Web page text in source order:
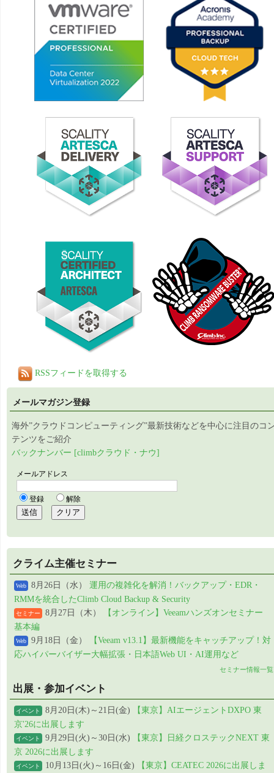
RSSフィードを取得する
メールマガジン登録
海外”クラウドコンピューティング”最新技術などを中心に注目のコ
テンツをご紹介
バックナンバー [climbクラウド・ナウ]
クライム主催セミナー
Web 8月26日（水） 運用の複雑化を解消！バックアップ・EDR・
RMMを統合したClimb Cloud Backup & Security
セミナー 8月27日（木）
【オンライン】Veeamハンズオンセミナー
基本編
Web 9月18日（金）
【Veeam v13.1】最新機能をキャッチアップ！対
応ハイパーバイザー大幅拡張・日本語Web UI・AI運用など
セミナー情報一覧
出展・参加イベント
イベント 8月20日(木)～21日(金)
【東京】AIエージェントDXPO 東
京'26に出展します
イベント 9月29日(火)～30日(水)
【東京】日経クロステックNEXT 東
京 2026に出展します
イベント 10月13日(火)～16日(金) 【東京】CEATEC 2026に出展しま